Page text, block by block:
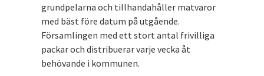
grundpelarna och tillhandahåller matvaror
med bäst före datum på utgående.
Församlingen med ett stort antal frivilliga
packar och distribuerar varje vecka åt
behövande i kommunen.